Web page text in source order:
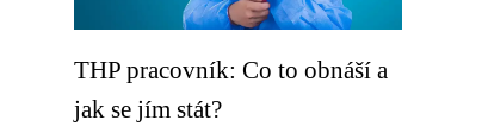
THP pracovník: Co to obnáší a
jak se jím stát?